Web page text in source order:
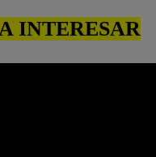
INTERESAR